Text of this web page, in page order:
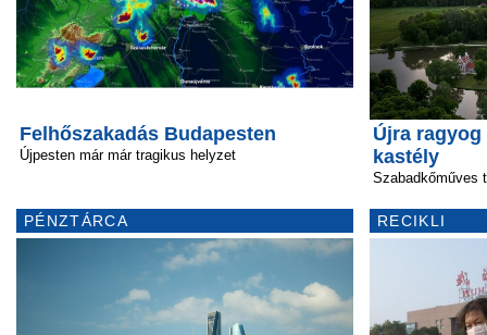
Felhőszakadás Budapesten
Újpesten már már tragikus helyzet
PÉNZTÁRCA
Újra
kastély
Szabadkőműves
RECIKLI